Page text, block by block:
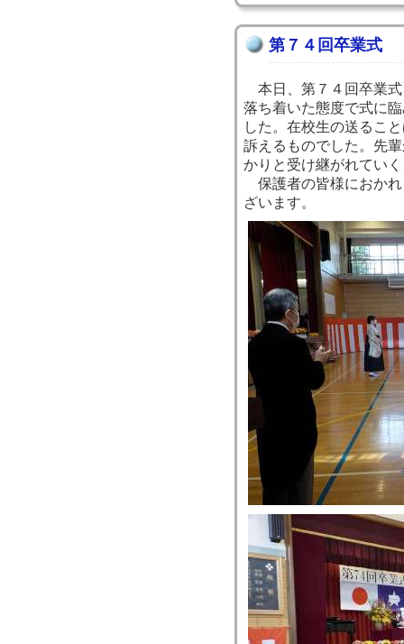
第７４回卒業式
本日、第７４回卒業式
落ち着いた態度で式に
した。在校生の送るこ
訴えるものでした。先
かりと受け継がれてい
保護者の皆様におかれ
ざいます。